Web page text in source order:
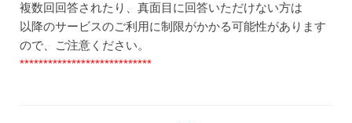
複数回回答されたり、真面目に回答いただけない方は
以降のサービスのご利用に制限がかかる可能性があります
ので、ご注意ください。
****************************